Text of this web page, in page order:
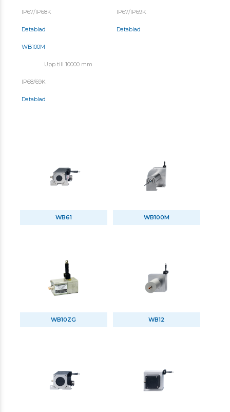
IP67/IP68K
Datablad
IP67/IP69K
Datablad
WB100M
Upp till 10000 mm
IP68/69K
Datablad
WB61 WB100M
WB10ZG WB12